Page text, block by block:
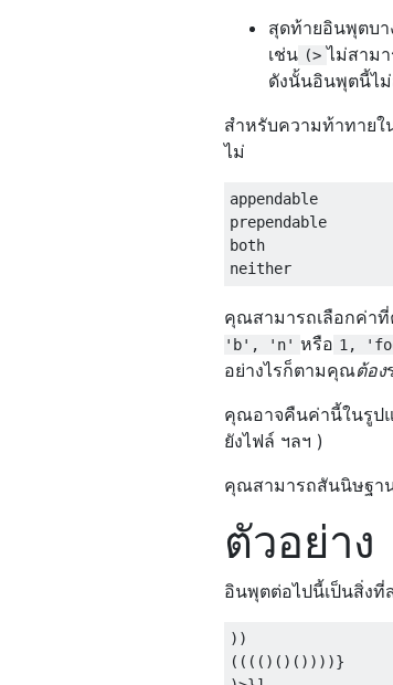
สุดท้ายอินพุตบา
เช่น (> ไม่สาม
ดังนั้นอินพุตนี้ไ
สำหรับความท้าทายใ
ไม่
appendable
prependable
both
คุณสามารถเลือกค่า
'b', 'n' หรือ 1,
อย่างไรก็ตามคุณต้อง
คุณอาจคืนค่านี้ในรูป
ยังไฟล์ ฯลฯ )
คุณสามารถสันนิษฐา
ตัวอย่าง
อินพุตต่อไปนี้เป็นสิ่งที่
))
(((()()())))}